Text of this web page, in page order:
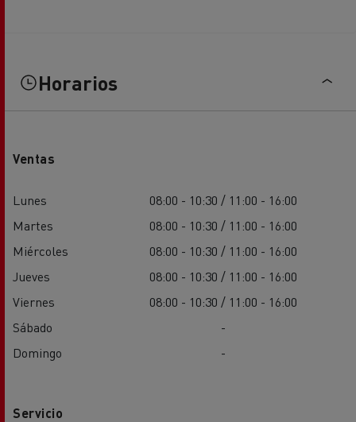
Horarios
Ventas
Lunes
08:00 - 10:30 / 11:00 - 16:00
Martes
08:00 - 10:30 / 11:00 - 16:00
Miércoles
08:00 - 10:30 / 11:00 - 16:00
Jueves
08:00 - 10:30 / 11:00 - 16:00
Viernes
08:00 - 10:30 / 11:00 - 16:00
Sábado
-
Domingo
-
Servicio